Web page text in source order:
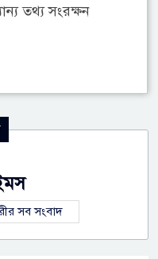
তথ্য সংরক্ষন
সব সংবাদ